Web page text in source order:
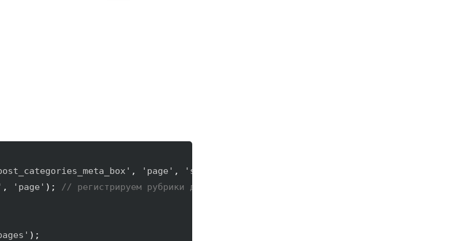
, 'page' , 'side'
, 'page' ) ; // регистрируем рубрики для страниц
) ;